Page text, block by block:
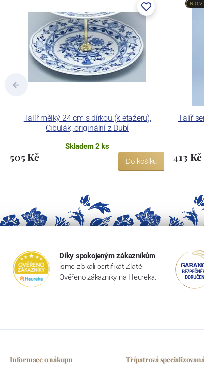
Talíř mělký 24 cm s dírkou (k etažeru),
Cibulák, originální z Dubí
Skladem 2 ks
505 Kč Do košíku
Talíř
413 Kč
Díky spokojeným zákazníkům
jsme získali certifikát Zlaté
Ověřeno zákazníky na Heureka.
Informace o nákupu Třípatrová